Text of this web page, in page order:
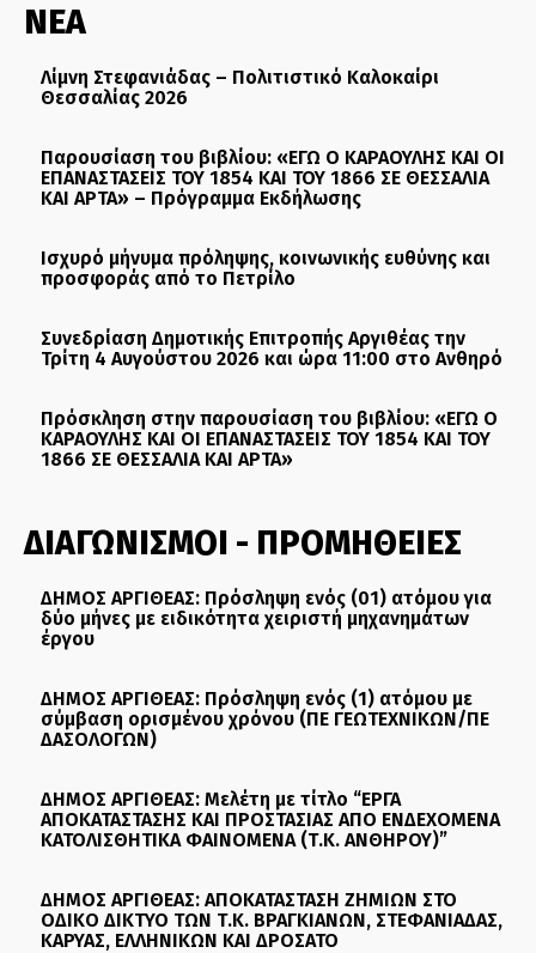
ΝΕΑ
Λίμνη Στεφανιάδας – Πολιτιστικό Καλοκαίρι
Θεσσαλίας 2026
Παρουσίαση του βιβλίου: «ΕΓΩ Ο ΚΑΡΑΟΥΛΗΣ ΚΑΙ ΟΙ
ΕΠΑΝΑΣΤΑΣΕΙΣ ΤΟΥ 1854 ΚΑΙ ΤΟΥ 1866 ΣΕ ΘΕΣΣΑΛΙΑ
ΚΑΙ ΑΡΤΑ» – Πρόγραμμα Εκδήλωσης
Ισχυρό μήνυμα πρόληψης, κοινωνικής ευθύνης και
προσφοράς από το Πετρίλο
Συνεδρίαση Δημοτικής Επιτροπής Αργιθέας την
Τρίτη 4 Αυγούστου 2026 και ώρα 11:00 στο Ανθηρό
Πρόσκληση στην παρουσίαση του βιβλίου: «ΕΓΩ Ο
ΚΑΡΑΟΥΛΗΣ ΚΑΙ ΟΙ ΕΠΑΝΑΣΤΑΣΕΙΣ ΤΟΥ 1854 ΚΑΙ ΤΟΥ
1866 ΣΕ ΘΕΣΣΑΛΙΑ ΚΑΙ ΑΡΤΑ»
ΔΙΑΓΩΝΙΣΜΟΙ - ΠΡΟΜΗΘΕΙΕΣ
ΔΗΜΟΣ ΑΡΓΙΘΕΑΣ: Πρόσληψη ενός (01) ατόμου για
δύο μήνες με ειδικότητα χειριστή μηχανημάτων
έργου
ΔΗΜΟΣ ΑΡΓΙΘΕΑΣ: Πρόσληψη ενός (1) ατόμου με
σύμβαση ορισμένου χρόνου (ΠΕ ΓΕΩΤΕΧΝΙΚΩΝ/ΠΕ
ΔΑΣΟΛΟΓΩΝ)
ΔΗΜΟΣ ΑΡΓΙΘΕΑΣ: Μελέτη με τίτλο “ΕΡΓΑ
ΑΠΟΚΑΤΑΣΤΑΣΗΣ ΚΑΙ ΠΡΟΣΤΑΣΙΑΣ ΑΠΟ ΕΝΔΕΧΟΜΕΝΑ
ΚΑΤΟΛΙΣΘΗΤΙΚΑ ΦΑΙΝΟΜΕΝΑ (Τ.Κ. ΑΝΘΗΡΟΥ)”
ΔΗΜΟΣ ΑΡΓΙΘΕΑΣ: ΑΠΟΚΑΤΑΣΤΑΣΗ ΖΗΜΙΩΝ ΣΤΟ
ΟΔΙΚΟ ΔΙΚΤΥΟ ΤΩΝ Τ.Κ. ΒΡΑΓΚΙΑΝΩΝ, ΣΤΕΦΑΝΙΑΔΑΣ,
ΚΑΡΥΑΣ, ΕΛΛΗΝΙΚΩΝ ΚΑΙ ΔΡΟΣΑΤΟ